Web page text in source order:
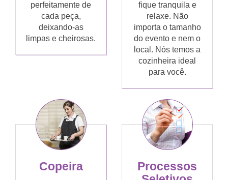
perfeitamente de
cada peça,
deixando-as
limpas e cheirosas.
fique tranquila e
relaxe. Não
importa o tamanho
do evento e nem o
local. Nós temos a
cozinheira ideal
para você.
Copeira
Processos